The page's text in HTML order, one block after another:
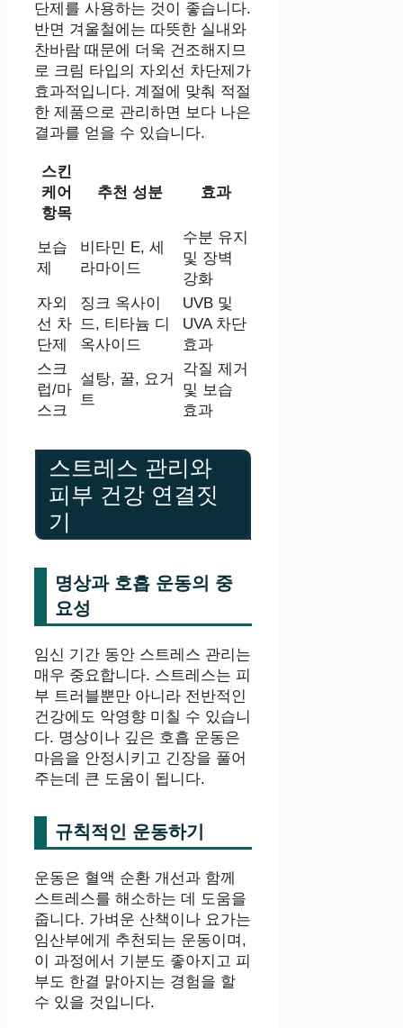
단제를 사용하는 것이 좋습니다.
반면 겨울철에는 따뜻한 실내와
찬바람 때문에 더욱 건조해지므
로 크림 타입의 자외선 차단제가
효과적입니다. 계절에 맞춰 적절
한 제품으로 관리하면 보다 나은
결과를 얻을 수 있습니다.
스킨
케어
항목
추천 성분 효과
보습
제
비타민 E, 세
라마이드
수분 유지
및 장벽
강화
자외
선 차
단제
징크 옥사이
드, 티타늄 디
옥사이드
UVB 및
UVA 차단
효과
스크
럽/마
스크
설탕, 꿀, 요거
트
각질 제거
및 보습
효과
스트레스 관리와
피부 건강 연결짓
기
명상과 호흡 운동의 중
요성
임신 기간 동안 스트레스 관리는
매우 중요합니다. 스트레스는 피
부 트러블뿐만 아니라 전반적인
건강에도 악영향 미칠 수 있습니
다. 명상이나 깊은 호흡 운동은
마음을 안정시키고 긴장을 풀어
주는데 큰 도움이 됩니다.
규칙적인 운동하기
운동은 혈액 순환 개선과 함께
스트레스를 해소하는 데 도움을
줍니다. 가벼운 산책이나 요가는
임산부에게 추천되는 운동이며,
이 과정에서 기분도 좋아지고 피
부도 한결 맑아지는 경험을 할
수 있을 것입니다.